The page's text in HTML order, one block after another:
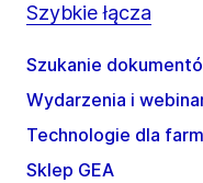
Szybkie łącza
Szukanie
Wydarzenia i
Technologie dla
Sklep GEA